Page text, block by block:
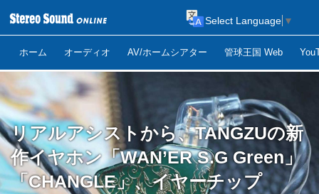
ホーム オーディオ AV/ホームシアター 管球王国 Web
Select Language ▼
リアルアシストから、TANGZUの新
作イヤホン「WAN’ER S.G Green」
「CHANGLE」、イヤーチップ